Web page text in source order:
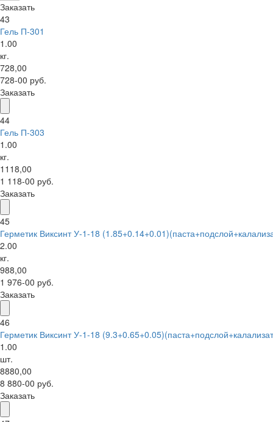
Заказать
43
Гель П-301
1.00
кг.
728,00
728-00 руб.
Заказать
44
Гель П-303
1.00
кг.
1118,00
1 118-00 руб.
Заказать
45
Герметик Виксинт У-1-18
2.00
кг.
988,00
1 976-00 руб.
Заказать
46
Герметик Виксинт У-1-18
1.00
шт.
8880,00
8 880-00 руб.
Заказать